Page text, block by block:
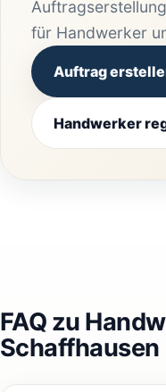
für Handwerker
Auftrag
Handwerker
FAQ zu
Schaffhausen